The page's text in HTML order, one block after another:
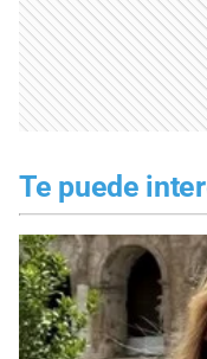
Te puede